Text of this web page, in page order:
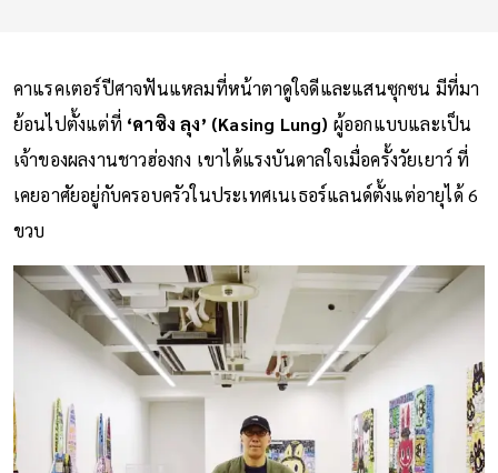
คาแรคเตอร์ปีศาจฟันแหลมที่หน้าตาดูใจดีและแสนซุกซน มีที่มา
ย้อนไปตั้งแต่ที่ ‘คาซิง ลุง’ (Kasing Lung) ผู้ออกแบบและเป็น
เจ้าของผลงานชาวฮ่องกง เขาได้แรงบันดาลใจเมื่อครั้งวัยเยาว์ ที่
เคยอาศัยอยู่กับครอบครัวในประเทศเนเธอร์แลนด์ตั้งแต่อายุได้ 6
ขวบ